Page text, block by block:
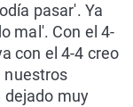
pasar'. Ya
mal'. Con el 4-
con el 4-4 creo
nuestros
dejado muy